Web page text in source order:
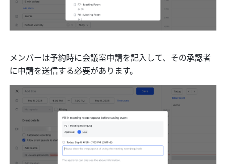
メンバーは予約時に会議室申請を記入して、その承認者
に申請を送信する必要があります。